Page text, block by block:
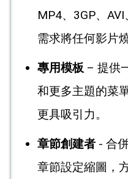
MP4、3GP、
需求將任何影片
專用模板 – 提供
和更多主題的菜
更具吸引力。
章節創建者- 合
章節設定縮圖，